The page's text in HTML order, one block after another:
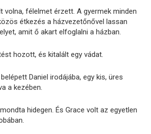
volna, félelmet érzett. A gyermek minden
étkezés a házvezetőnővel lassan
amit ő akart elfoglalni a házban.
hozott, és kitalált egy vádat.
Daniel irodájába, egy kis, üres
a kezében.
hidegen. És Grace volt az egyetlen